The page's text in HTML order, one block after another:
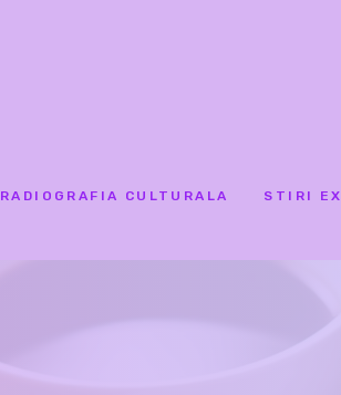
RADIOGRAFIA CULTURALA STIRI